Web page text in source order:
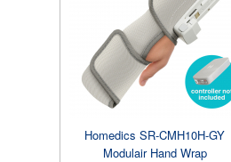
Homedics SR-CMH10H-GY
Modulair Hand Wrap